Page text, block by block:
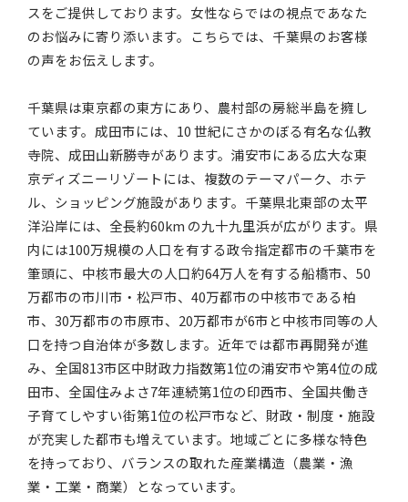
スをご提供しております。女性ならではの視点であなた
のお悩みに寄り添います。こちらでは、千葉県のお客様
の声をお伝えします。
千葉県は東京都の東方にあり、農村部の房総半島を擁し
ています。成田市には、10 世紀にさかのぼる有名な仏教
寺院、成田山新勝寺があります。浦安市にある広大な東
京ディズニーリゾートには、複数のテーマパーク、ホテ
ル、ショッピング施設があります。千葉県北東部の太平
洋沿岸には、全長約60km の九十九里浜が広がります。県
内には100万規模の人口を有する政令指定都市の千葉市を
筆頭に、中核市最大の人口約64万人を有する船橋市、50
万都市の市川市・松戸市、40万都市の中核市である柏
市、30万都市の市原市、20万都市が6市と中核市同等の人
口を持つ自治体が多数します。近年では都市再開発が進
み、全国813市区中財政力指数第1位の浦安市や第4位の成
田市、全国住みよさ7年連続第1位の印西市、全国共働き
子育てしやすい街第1位の松戸市など、財政・制度・施設
が充実した都市も増えています。地域ごとに多様な特色
を持っており、バランスの取れた産業構造（農業・漁
業・工業・商業）となっています。